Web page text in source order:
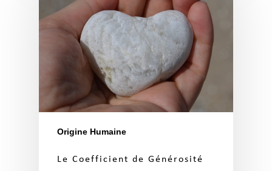
Origine Humaine
Le Coefficient de Générosité